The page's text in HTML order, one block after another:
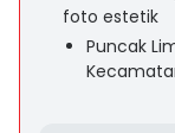
foto estetik
Puncak